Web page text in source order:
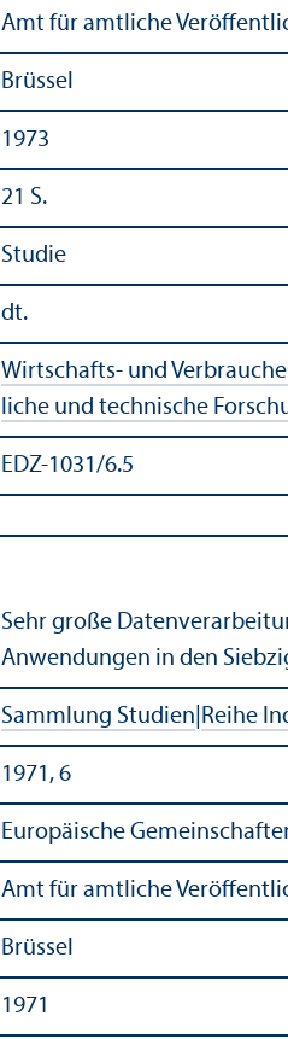
Amt für amtliche
Brüssel
1973
21 S.
Studie
dt.
Wirtschafts- und
liche und technische
EDZ-1031/6.5
Sehr große
Anwendungen in den
Sammlung Studien Reihe
1971, 6
Europäische
Amt für amtliche
Brüssel
1971